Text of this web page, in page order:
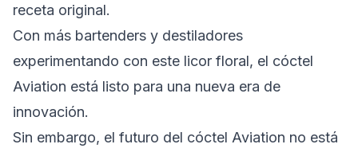
receta original.
Con más bartenders y destiladores
experimentando con este licor floral, el cóctel
Aviation está listo para una nueva era de
innovación.
Sin embargo, el futuro del cóctel Aviation no está